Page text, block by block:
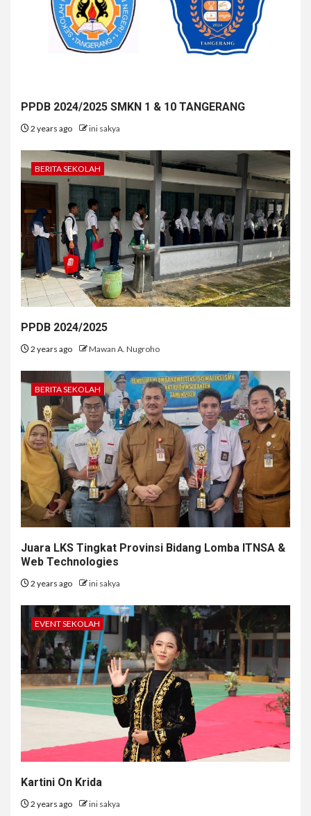
PPDB 2024/2025 SMKN 1 & 10 TANGERANG
2 years ago ini sakya
BERITA SEKOLAH
PPDB 2024/2025
2 years ago Mawan A. Nugroho
BERITA SEKOLAH
Juara LKS Tingkat Provinsi Bidang Lomba ITNSA &
Web Technologies
2 years ago ini sakya
EVENT SEKOLAH
Kartini On Krida
2 years ago ini sakya